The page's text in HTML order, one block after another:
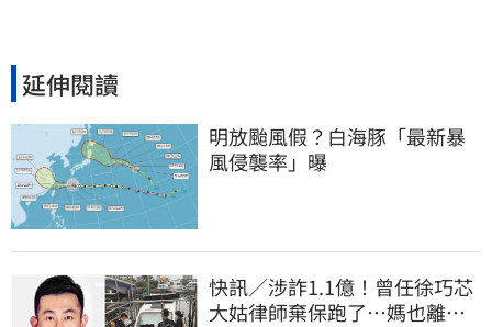
延伸閱讀
明放颱風假？白海豚「最新暴
風侵襲率」曝
快訊／涉詐1.1億！曾任徐巧芯
大姑律師棄保跑了…媽也離